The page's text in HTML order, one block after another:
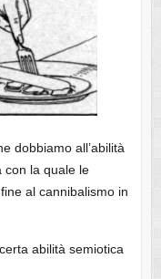
dobbiamo all’abilità
con la quale le
al cannibalismo in
abilità semiotica